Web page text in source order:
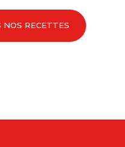
NOS RECETTES